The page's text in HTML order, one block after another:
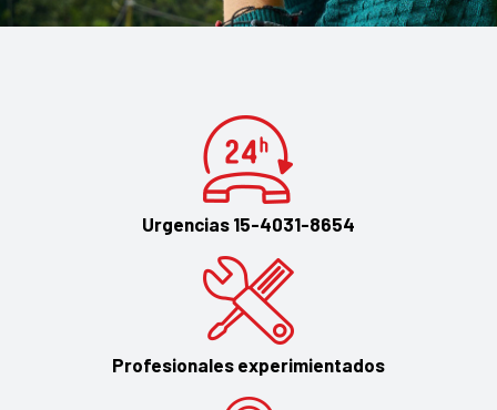
Urgencias 15-4031-8654
Profesionales experimientados